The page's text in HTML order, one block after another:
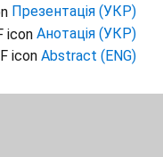
Презентація (УКР)
Анотація (УКР)
Abstract (ENG)